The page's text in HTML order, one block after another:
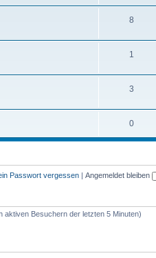
8
1
3
0
Passwort vergessen | Angemeldet bleiben
aktiven Besuchern der letzten 5 Minuten)